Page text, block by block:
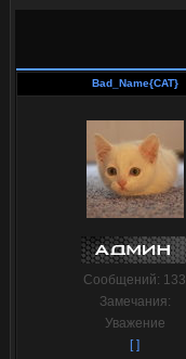
Bad_Name{CAT}
Сообщений: 133
Замечания:
Уважение
[ ]